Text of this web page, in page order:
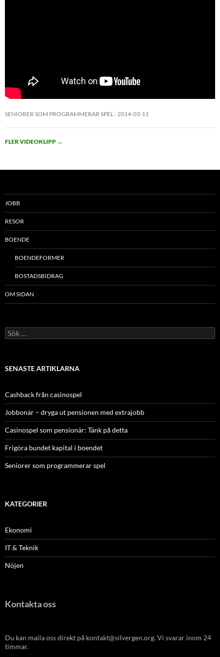
SENIORER SOM PROGRAMMERAR SPEL 2014-03-11
FLER VIDEOKLIPP →
JOBB
RESOR
BOENDE
BOENDEFORMER
BOSTADSBIDRAG
OM SIDAN
Sök
efter:
SENASTE ARTIKLARNA
Cashback från casinospel
Jobbonär – dryga ut pensionen med extrajobb
Casinospel som pensionär: Tänk på detta
Frigöra bundet kapital i boendet
Seniorer som programmerar spel
KATEGORIER
Ekonomi
IT & Teknik
Nöjen
Kontakta oss
Du kan maila oss direkt på kontakt@silvergen.org. Vi svarar inom 24
timmar.